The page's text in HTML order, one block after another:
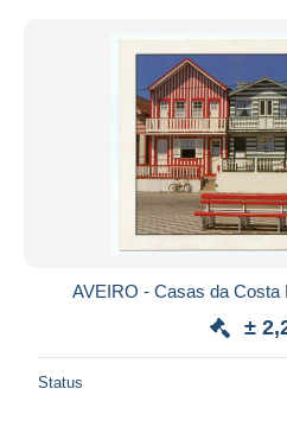
AVEIRO - Casas da Costa
±
Status